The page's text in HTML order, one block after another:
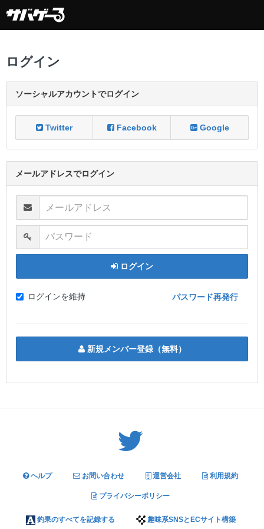
ログイン
ソーシャルアカウントでログイン
Twitter Facebook Google
メールアドレスでログイン
メールアドレス
パスワード
ログイン
ログインを維持 パスワード再発行
新規メンバー登録（無料）
ヘルプ お問い合わせ 運営会社 利用規約
プライバシーポリシー
釣果のすべてを記録する 趣味系SNSとECサイト構築